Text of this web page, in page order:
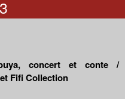
concert et conte /
Fifi Collection